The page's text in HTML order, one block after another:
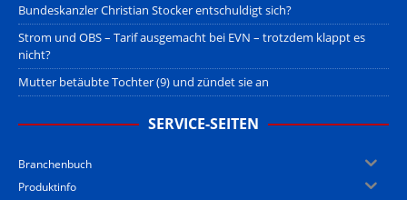
Bundeskanzler Christian Stocker entschuldigt sich?
Strom und OBS – Tarif ausgemacht bei EVN – trotzdem klappt es
nicht?
Mutter betäubte Tochter (9) und zündet sie an
SERVICE-SEITEN
Branchenbuch
Produktinfo